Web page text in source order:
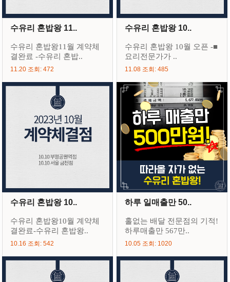
수유리 혼밥왕 11..
수유리 혼밥왕11월 계약체
결완료 -수유리 혼밥..
11.20 조회: 472
수유리 혼밥왕 10..
수유리 혼밥왕 10월 오픈 -■
요리전문가가 ..
11.08 조회: 485
수유리 혼밥왕 10..
수유리 혼밥왕10월 계약체
결완료-수유리 혼밥왕..
10.16 조회: 542
하루 일매출만 50..
홀없는 배달 전문점의 기적!
하루매출만 567만..
10.05 조회: 1020